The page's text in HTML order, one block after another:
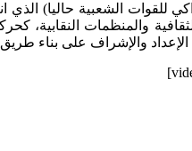
عدد من الجمعيات التربوية
والإشراف على بناء